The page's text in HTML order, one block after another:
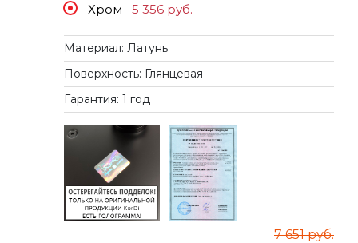
Хром 5 356 руб.
Материал: Латунь
Поверхность: Глянцевая
Гарантия: 1 год
7 651 руб.